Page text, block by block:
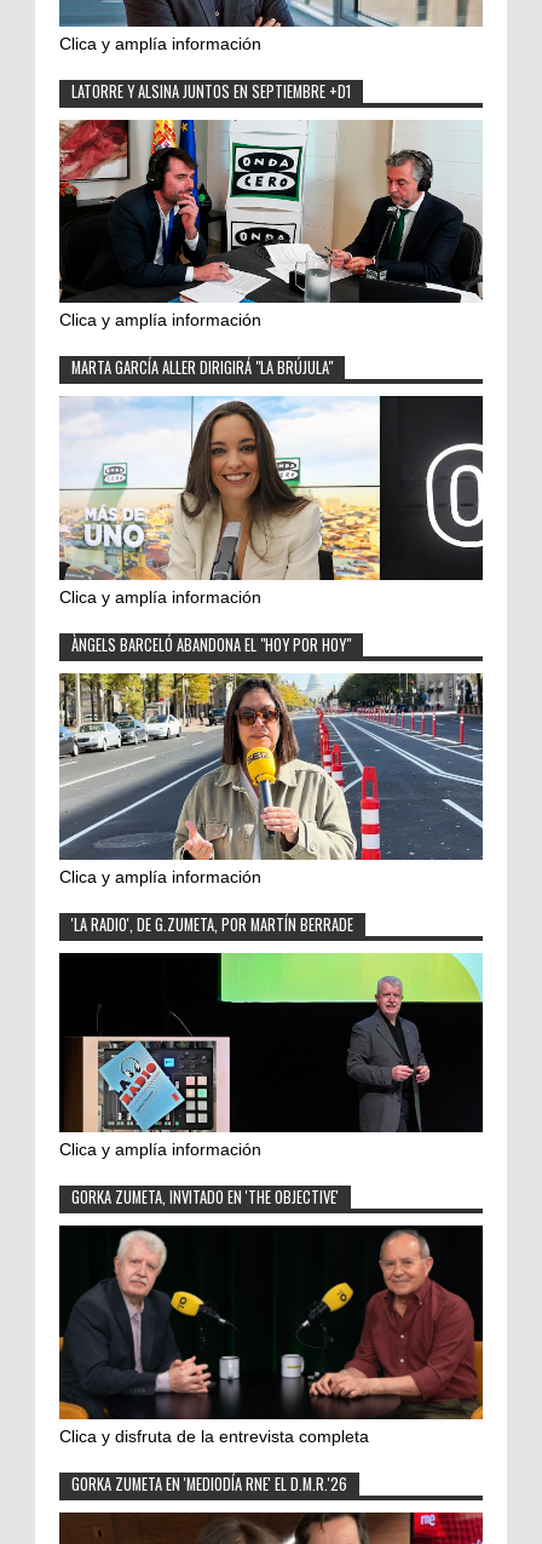
Clica y amplía información
LATORRE Y ALSINA JUNTOS EN SEPTIEMBRE +D1
Clica y amplía información
MARTA GARCÍA ALLER DIRIGIRÁ "LA BRÚJULA"
Clica y amplía información
ÀNGELS BARCELÓ ABANDONA EL "HOY POR HOY"
Clica y amplía información
'LA RADIO', DE G.ZUMETA, POR MARTÍN BERRADE
Clica y amplía información
GORKA ZUMETA, INVITADO EN 'THE OBJECTIVE'
Clica y disfruta de la entrevista completa
GORKA ZUMETA EN 'MEDIODÍA RNE' EL D.M.R.'26